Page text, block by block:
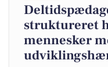
struktureret
mennesker